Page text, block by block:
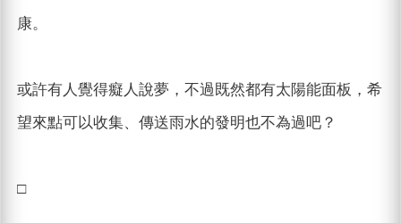
康。
或許有人覺得癡人說夢，不過既然都有太陽能面板，希
望來點可以收集、傳送雨水的發明也不為過吧？
□